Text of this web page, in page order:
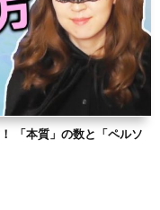
「本質」の数と「ペルソ